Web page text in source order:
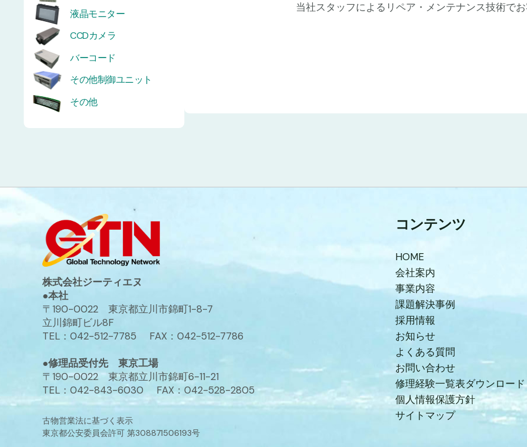
液晶モニター
CCDカメラ
バーコード
その他制御ユニット
その他
当社スタッフによるリペア・メンテナンス技術で
株式会社ジーティエヌ
●本社
〒190-0022 東京都立川市錦町1-8-7
立川錦町ビル8F
TEL：042-512-7785 FAX：042-512-7786
●修理品受付先 東京工場
〒190-0022 東京都立川市錦町6-11-21
TEL：042-843-6030 FAX：042-528-2805
古物営業法に基づく表示
東京都公安委員会許可 第308871506193号
コンテンツ
HOME
会社案内
事業内容
課題解決事例
採用情報
お知らせ
よくある質問
お問い合わせ
修理経験一覧表ダウンロード
個人情報保護方針
サイトマップ